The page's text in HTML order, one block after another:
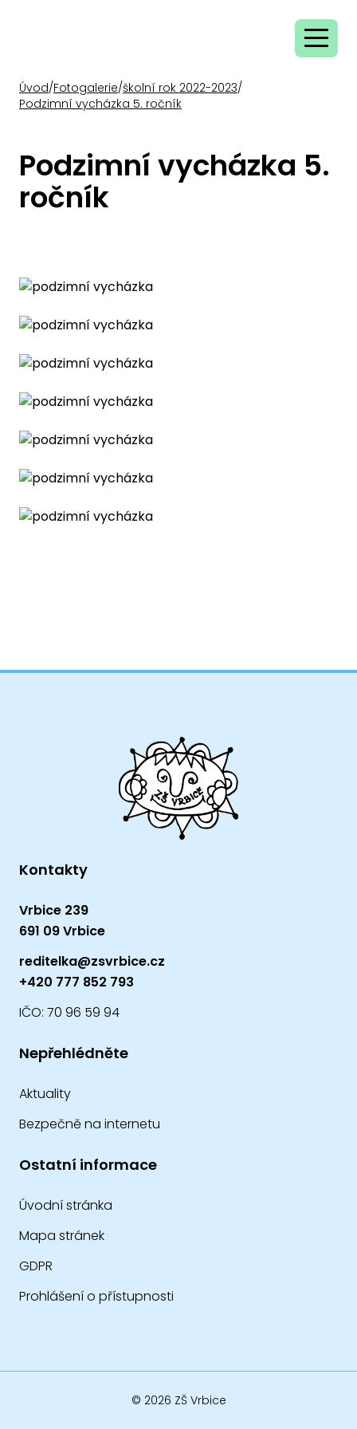
Úvod/Fotogalerie/školní rok 2022-2023/
Podzimní vycházka 5. ročník
Podzimní vycházka 5.
ročník
Kontakty
Vrbice 239
691 09 Vrbice
reditelka@zsvrbice.cz
+420 777 852 793
IČO: 70 96 59 94
Nepřehlédněte
Aktuality
Bezpečně na internetu
Ostatní informace
Úvodní stránka
Mapa stránek
GDPR
Prohlášení o přístupnosti
© 2026 ZŠ Vrbice